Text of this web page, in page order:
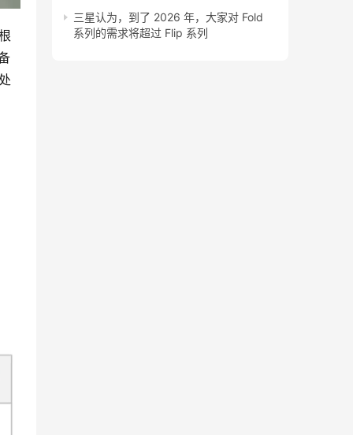
三星认为，到了 2026 年，大家对 Fold
系列的需求将超过 Flip 系列